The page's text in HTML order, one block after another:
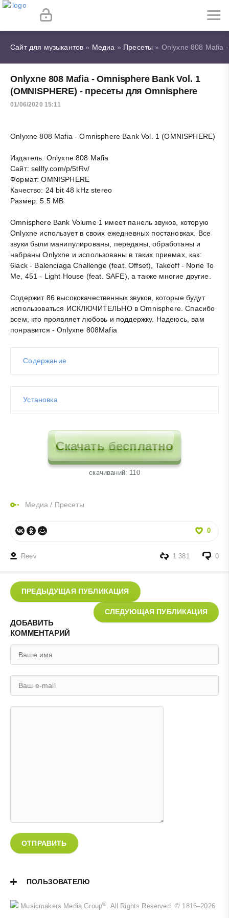
Сайт для музыкантов » Медиа » Пресеты » Onlyxne 808 Mafia
Onlyxne 808 Mafia - Omnisphere Bank Vol. 1
(OMNISPHERE) - пресеты для Omnisphere
01/06/2020 15:11
Onlyxne 808 Mafia - Omnisphere Bank Vol. 1 (OMNISPHERE)
Издатель: Onlyxne 808 Mafia
Сайт: sellfy.com/p/5tRv/
Формат: OMNISPHERE
Качество: 24 bit 48 kHz stereo
Размер: 5.5 MB
Omnisphere Bank Volume 1 имеет панель звуков, которую
Onlyxne использует в своих ежедневных постановках. Все
звуки были манипулированы, переданы, обработаны и
набраны Onlyxne и использованы в таких приемах, как:
6lack - Balenciaga Challenge (feat. Offset), Takeoff - None To
Me, 451 - Light House (feat. SAFE), а также многие другие.
Содержит 86 высококачественных звуков, которые будут
использоваться ИСКЛЮЧИТЕЛЬНО в Omnisphere. Спасибо
всем, кто проявляет любовь и поддержку. Надеюсь, вам
понравится - Onlyxne 808Mafia
Содержание
Установка
Скачать бесплатно
cкачиваний: 110
Медиа / Пресеты
0
Reev 0
1 381
ПРЕДЫДУЩАЯ ПУБЛИКАЦИЯ
СЛЕДУЮЩАЯ ПУБЛИКАЦИЯ
ДОБАВИТЬ
КОММЕНТАРИЙ
ОТПРАВИТЬ
ПОЛЬЗОВАТЕЛЮ
Musicmakers Media Group®. All Rights Reserved. © 1816–2026